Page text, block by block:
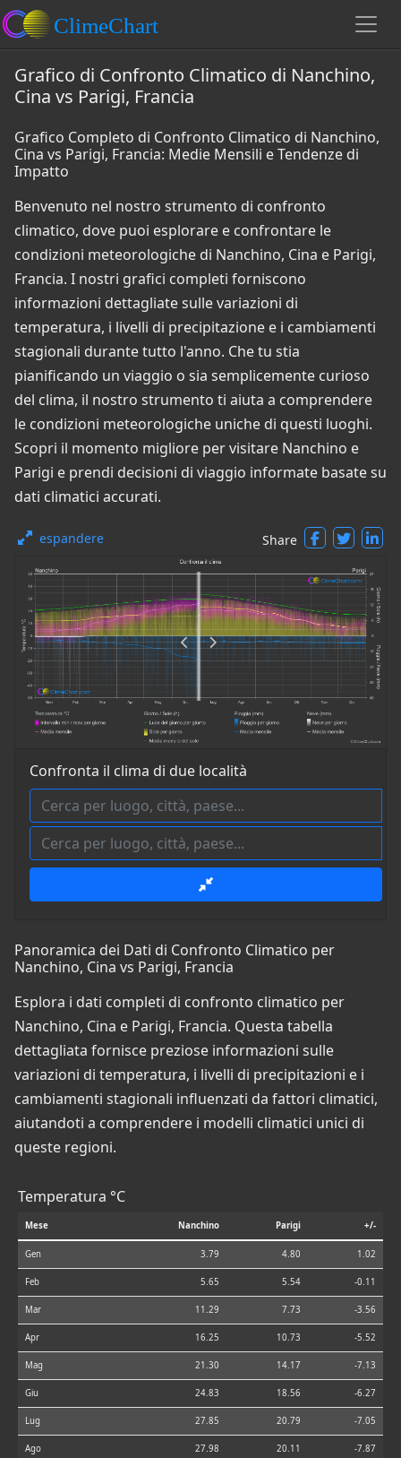
Grafico di Confronto Climatico di Nanchino,
Cina vs Parigi, Francia
Grafico Completo di Confronto Climatico di Nanchino,
Cina vs Parigi, Francia: Medie Mensili e Tendenze di
Impatto
Benvenuto nel nostro strumento di confronto
climatico, dove puoi esplorare e confrontare le
condizioni meteorologiche di Nanchino, Cina e Parigi,
Francia. I nostri grafici completi forniscono
informazioni dettagliate sulle variazioni di
temperatura, i livelli di precipitazione e i cambiamenti
stagionali durante tutto l'anno. Che tu stia
pianificando un viaggio o sia semplicemente curioso
del clima, il nostro strumento ti aiuta a comprendere
le condizioni meteorologiche uniche di questi luoghi.
Scopri il momento migliore per visitare Nanchino e
Parigi e prendi decisioni di viaggio informate basate su
dati climatici accurati.
espandere Share
Confronta il clima di due località
Panoramica dei Dati di Confronto Climatico per
Nanchino, Cina vs Parigi, Francia
Esplora i dati completi di confronto climatico per
Nanchino, Cina e Parigi, Francia. Questa tabella
dettagliata fornisce preziose informazioni sulle
variazioni di temperatura, i livelli di precipitazioni e i
cambiamenti stagionali influenzati da fattori climatici,
aiutandoti a comprendere i modelli climatici unici di
queste regioni.
Temperatura °C
Mese Nanchino Parigi +/-
Gen 3.79 4.80 1.02
Feb 5.65 5.54 -0.11
Mar 11.29 7.73 -3.56
Apr 16.25 10.73 -5.52
Mag 21.30 14.17 -7.13
Giu 24.83 18.56 -6.27
Lug 27.85 20.79 -7.05
Ago 27.98 20.11 -7.87